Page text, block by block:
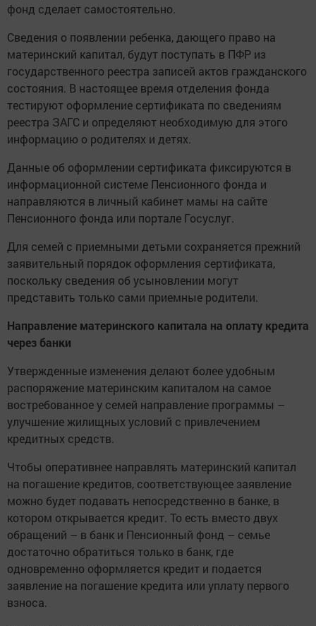
фонд сделает самостоятельно.
Сведения о появлении ребенка, дающего право на
материнский капитал, будут поступать в ПФР из
государственного реестра записей актов гражданского
состояния. В настоящее время отделения фонда
тестируют оформление сертификата по сведениям
реестра ЗАГС и определяют необходимую для этого
информацию о родителях и детях.
Данные об оформлении сертификата фиксируются в
информационной системе Пенсионного фонда и
направляются в личный кабинет мамы на сайте
Пенсионного фонда или портале Госуслуг.
Для семей с приемными детьми сохраняется прежний
заявительный порядок оформления сертификата,
поскольку сведения об усыновлении могут
представить только сами приемные родители.
Направление материнского капитала на оплату кредита
через банки
Утвержденные изменения делают более удобным
распоряжение материнским капиталом на самое
востребованное у семей направление программы –
улучшение жилищных условий с привлечением
кредитных средств.
Чтобы оперативнее направлять материнский капитал
на погашение кредитов, соответствующее заявление
можно будет подавать непосредственно в банке, в
котором открывается кредит. То есть вместо двух
обращений – в банк и Пенсионный фонд – семье
достаточно обратиться только в банк, где
одновременно оформляется кредит и подается
заявление на погашение кредита или уплату первого
взноса.